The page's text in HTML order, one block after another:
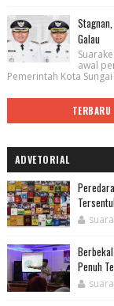
Galau
awal
Pemerintah Kota
TERBARU
ADVETORIAL
Penuh